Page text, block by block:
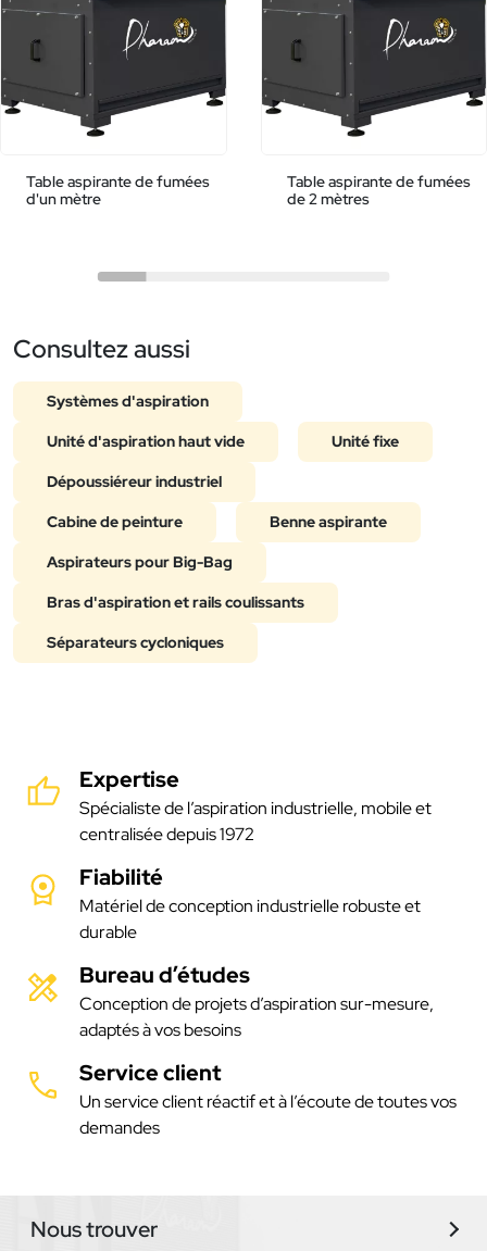
Table aspirante de fumées
d'un mètre
Table aspirante de fumées
de 2 mètres
Consultez aussi
Systèmes d'aspiration
Unité d'aspiration haut vide Unité fixe
Dépoussiéreur industriel
Cabine de peinture Benne aspirante
Aspirateurs pour Big-Bag
Bras d'aspiration et rails coulissants
Séparateurs cycloniques
Expertise
Spécialiste de l’aspiration industrielle, mobile et
centralisée depuis 1972
Fiabilité
Matériel de conception industrielle robuste et
durable
Bureau d’études
Conception de projets d’aspiration sur-mesure,
adaptés à vos besoins
Service client
Un service client réactif et à l’écoute de toutes vos
demandes
Nous trouver